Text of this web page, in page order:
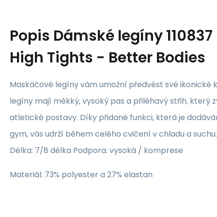
Popis Dámské legíny
High Tights - Better Bodies
Maskáčové legíny vám umožní předvést své ikonické
legíny mají měkký, vysoký pas a přiléhavý střih, který
atletické postavy. Díky přidané funkci, která je
gym, vás udrží během celého cvičení v chladu a
Délka: 7/8 délka Podpora: vysoká / komprese
Materiál: 73% polyester a 27% elastan